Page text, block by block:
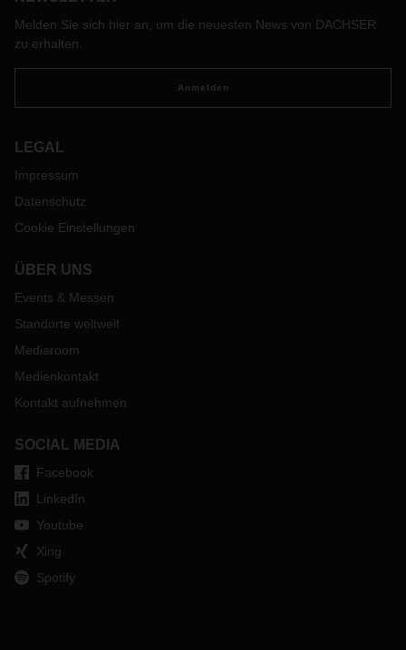
Melden Sie sich hier an, um die neuesten News von DACHSER
zu erhalten.
Anmelden
LEGAL
Impressum
Datenschutz
Cookie Einstellungen
ÜBER UNS
Events & Messen
Standorte weltweit
Mediaroom
Medienkontakt
Kontakt aufnehmen
SOCIAL MEDIA
Facebook
LinkedIn
Youtube
Xing
Spotify